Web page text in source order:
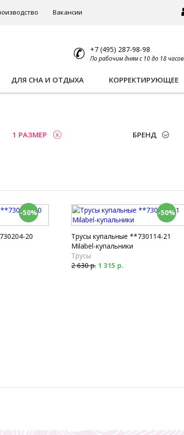
Вакансии
+7 (495) 287-98-98
По рабочим дням с 10 до 18 часов
ДЛЯ СНА И ОТДЫХА КОРРЕКТИРУЮЩЕЕ
1 РАЗМЕР БРЕНД
-50%
20
-50%
Трусы купальные **730114-21
Milabel-купальники
Трусы
2 630 р. 1 315 р.